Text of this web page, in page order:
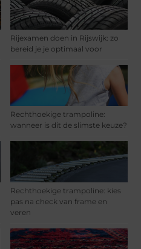
Rijexamen doen in Rijswijk: zo
bereid je je optimaal voor
Rechthoekige trampoline:
wanneer is dit de slimste keuze?
Rechthoekige trampoline: kies
pas na check van frame en
veren